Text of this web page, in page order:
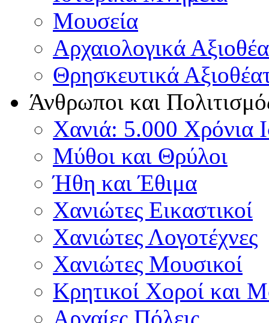
Μουσεία
Αρχαιολογικά
Θρησκευτικά
Άνθρωποι και
Χανιά: 5.000 Χρόνια
Μύθοι και Θρύλοι
Ήθη και Έθιμα
Χανιώτες Εικαστικοί
Χανιώτες Λογοτέχνες
Χανιώτες Μουσικοί
Κρητικοί Χοροί και